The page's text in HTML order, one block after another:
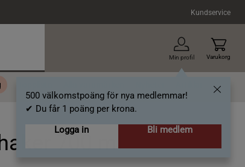
Kundservice
Min profil
500 välkomstpoäng för nya medlemmar!
✔ Du får 1 poäng per krona.
Logga in
Bli medlem
Varukorg
700 ml